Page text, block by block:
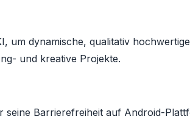
dynamische, qualitativ
und kreative Projekte.
Barrierefreiheit auf Android-